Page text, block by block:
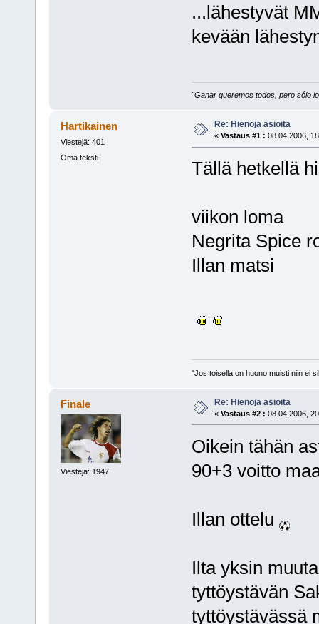
...lähestyvät
kevään
"Ganar queremos todos, pero sólo
Hartikainen
Viestejä: 401
Oma teksti
Re: Hienoja asioita
« Vastaus #1 : 08.04.2006,
Tällä hetkellä
viikon loma
Negrita Spice
Illan matsi
"Jos toisella on huono muisti niin ei
Finale
Viestejä: 1947
Re: Hienoja asioita
« Vastaus #2 : 08.04.2006,
Oikein tähän
90+3 voitto
Illan ottelu
Ilta yksin
tyttöystävän
tyttöystävässä